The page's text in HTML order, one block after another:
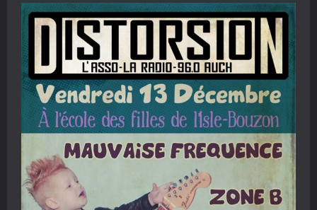
concert
de
l’autre
coté
du
monde
punk
rock